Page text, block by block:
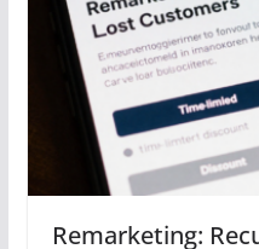
Remarketing: